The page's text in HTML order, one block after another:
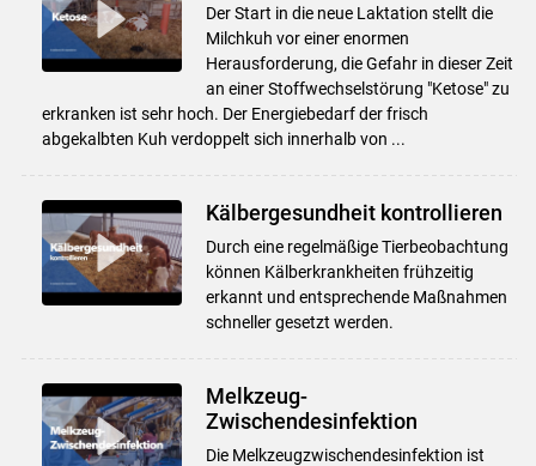
Der Start in die neue Laktation stellt die
Milchkuh vor einer enormen
Herausforderung, die Gefahr in dieser Zeit
an einer Stoffwechselstörung "Ketose" zu
erkranken ist sehr hoch. Der Energiebedarf der frisch
abgekalbten Kuh verdoppelt sich innerhalb von ...
Kälbergesundheit kontrollieren
Durch eine regelmäßige Tierbeobachtung
können Kälberkrankheiten frühzeitig
erkannt und entsprechende Maßnahmen
schneller gesetzt werden.
Melkzeug-
Zwischendesinfektion
Die Melkzeugzwischendesinfektion ist